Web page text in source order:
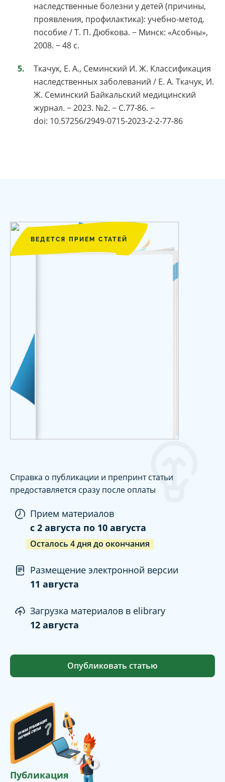
наследственные болезни у детей (причины,
проявления, профилактика): учебно-метод.
пособие / Т. П. Дюбкова. − Минск: «Асобны»,
2008. − 48 с.
Ткачук, Е. А., Семинский И. Ж. Классификация
наследственных заболеваний / Е. А. Ткачук, И.
Ж. Семинский Байкальский медицинский
журнал. − 2023. №2. − С.77-86. −
doi: 10.57256/2949-0715-2023-2-2-77-86
ВЕДЕТСЯ ПРИЕМ СТАТЕЙ
Справка о публикации и препринт статьи
предоставляется сразу после оплаты
Прием материалов
c 2 августа по 10 августа
Осталось 4дня до окончания
Размещение электронной версии
11 августа
Загрузка материалов в elibrary
12 августа
Опубликовать статью
Публикация